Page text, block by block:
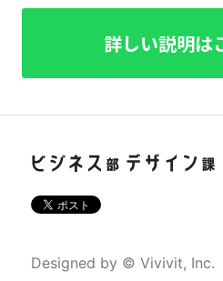
詳しい説明は
Designed by © Vivivit, Inc.